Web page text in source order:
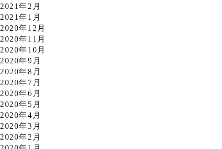
2021年2月
2021年1月
2020年12月
2020年11月
2020年10月
2020年9月
2020年8月
2020年7月
2020年6月
2020年5月
2020年4月
2020年3月
2020年2月